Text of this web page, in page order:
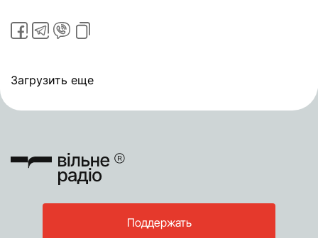
Загрузить еще
Поддержать